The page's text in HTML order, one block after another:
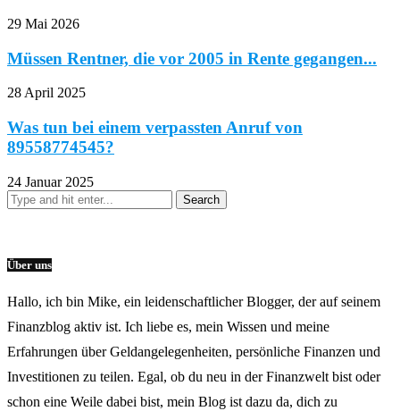
29 Mai 2026
Müssen Rentner, die vor 2005 in Rente gegangen...
28 April 2025
Was tun bei einem verpassten Anruf von
89558774545?
24 Januar 2025
Über uns
Hallo, ich bin Mike, ein leidenschaftlicher Blogger, der auf seinem
Finanzblog aktiv ist. Ich liebe es, mein Wissen und meine
Erfahrungen über Geldangelegenheiten, persönliche Finanzen und
Investitionen zu teilen. Egal, ob du neu in der Finanzwelt bist oder
schon eine Weile dabei bist, mein Blog ist dazu da, dich zu